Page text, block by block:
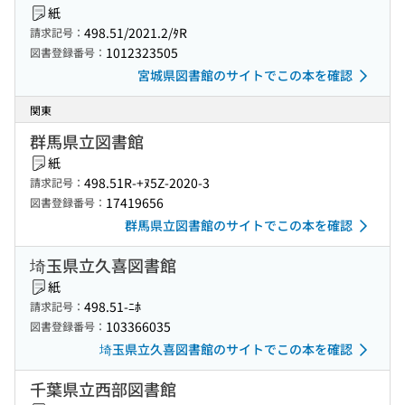
紙
請求記号： 498.51/2021.2/ﾀR
図書登録番号： 1012323505
宮城県図書館のサイトでこの本を確認
関東
群馬県立図書館
紙
請求記号： 498.51R-+ﾇ5Z-2020-3
図書登録番号： 17419656
群馬県立図書館のサイトでこの本を確認
埼玉県立久喜図書館
紙
請求記号： 498.51-ﾆﾎ
図書登録番号： 103366035
埼玉県立久喜図書館のサイトでこの本を確認
千葉県立西部図書館